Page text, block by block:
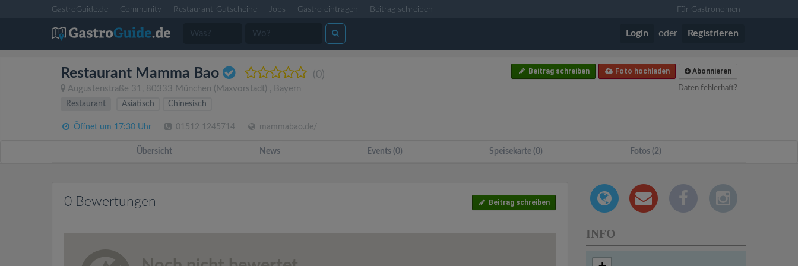
GastroGuide.de Community Restaurant-Gutscheine Jobs Gastro eintragen Beitrag schreiben Für Gastronomen
Login oder Registrieren
Restaurant Mamma Bao (0)
Augustenstraße 31 , 80333 München (Maxvorstadt) , Bayern
Abonnieren
Foto hochladen
Beitrag schreiben
Daten fehlerhaft?
Restaurant Asiatisch Chinesisch
Öffnet um 17:30 Uhr 01512 1245714 mammabao.de/
Übersicht News Events (0) Speisekarte (0) Fotos (2)
0 Bewertungen Beitrag schreiben
INFO